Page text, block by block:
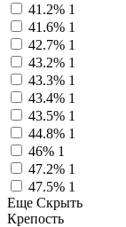
41.2% 1
41.6% 1
42.7% 1
43.2% 1
43.3% 1
43.4% 1
43.5% 1
44.8% 1
46% 1
47.2% 1
47.5% 1
Еще Скрыть
Крепость